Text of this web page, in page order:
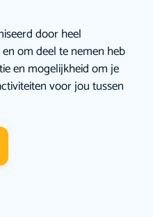
door heel
om deel te nemen heb
en mogelijkheid om je
voor jou tussen